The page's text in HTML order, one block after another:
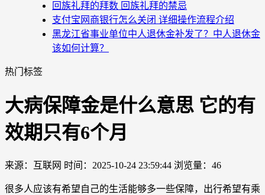
回族礼拜的拜数 回族礼拜的禁忌
支付宝网商银行怎么关闭 详细操作流程介绍
黑龙江省事业单位中人退休金补发了？中人退休金
该如何计算？
热门标签
大病保障金是什么意思 它的有
效期只有6个月
来源：互联网 时间：2025-10-24 23:59:44 浏览量：46
很多人应该有希望自己的生活能够多一些保障，出行希望有乘